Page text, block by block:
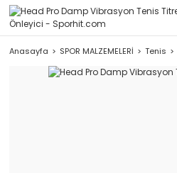
Anasayfa SPOR MALZEMELERİ Tenis